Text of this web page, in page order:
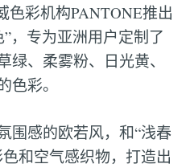
色彩机构PANTONE推出
，专为亚洲用户定制了
绿、柔雾粉、日光黄、
色彩。
围感的欧若风，和“浅春
和空气感织物，打造出